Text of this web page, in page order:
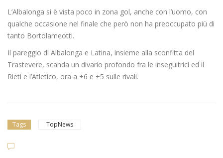
L’Albalonga si è vista poco in zona gol, anche con l’uomo, con
qualche occasione nel finale che però non ha preoccupato più di
tanto Bortolameotti.
Il pareggio di Albalonga e Latina, insieme alla sconfitta del
Trastevere, scanda un divario profondo fra le inseguitrici ed il
Rieti e l’Atletico, ora a +6 e +5 sulle rivali.
Tags TopNews